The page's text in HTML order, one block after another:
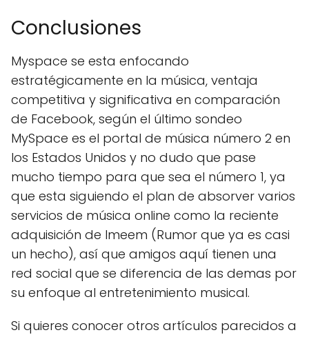
Conclusiones
Myspace se esta enfocando
estratégicamente en la música, ventaja
competitiva y significativa en comparación
de Facebook, según el último sondeo
MySpace es el portal de música número 2 en
los Estados Unidos y no dudo que pase
mucho tiempo para que sea el número 1, ya
que esta siguiendo el plan de absorver varios
servicios de música online como la reciente
adquisición de Imeem (Rumor que ya es casi
un hecho), así que amigos aquí tienen una
red social que se diferencia de las demas por
su enfoque al entretenimiento musical.
Si quieres conocer otros artículos parecidos a